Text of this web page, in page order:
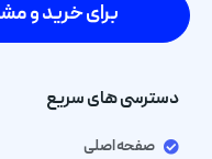
برای خرید و
دسترسی های سریع
صفحه اصلی